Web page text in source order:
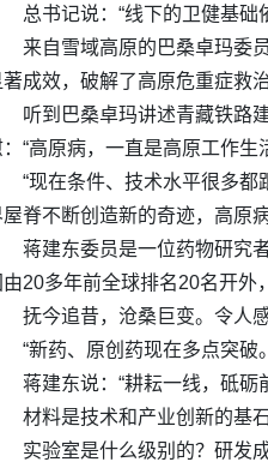
总书记说：“线下的卫健基
来自雪域高原的巴桑卓玛委
著成效，破解了高原危重症救
听到巴桑卓玛讲述青藏铁路
“高原病，一直是高原工作生
“现在条件、技术水平很多
屋脊不断创造新的奇迹，高原
蒋建东委员是一位药物研究
由20多年前全球排名20名开外
抚今追昔，沧桑巨变。令人
“新药、原创药现在多点突破
蒋建东说：“耕耘一线，砥
材料是技术和产业创新的基
实验室是什么级别的？研发